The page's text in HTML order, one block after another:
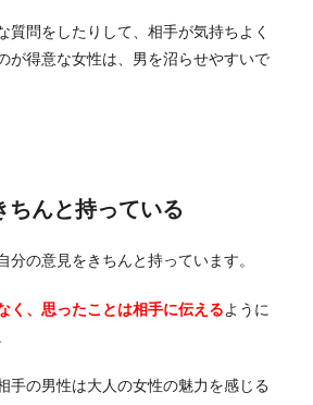
質問をしたりして、相手が気持ちよく
が得意な女性は、男を沼らせやすいで
ちんと持っている
分の意見をきちんと持っています。
く、思ったことは相手に伝えるように
手の男性は大人の女性の魅力を感じる